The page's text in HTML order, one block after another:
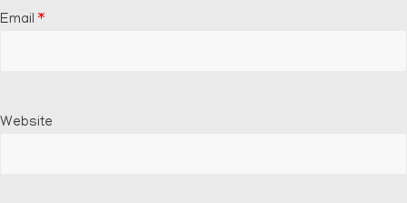
Email *
Website